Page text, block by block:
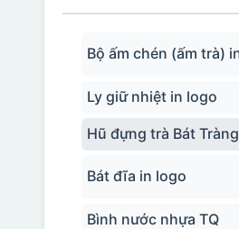
Ly giữ nhiệt in logo
Hũ đựng trà Bát Tràng
Bát đĩa in logo
Bình nước nhựa TQ